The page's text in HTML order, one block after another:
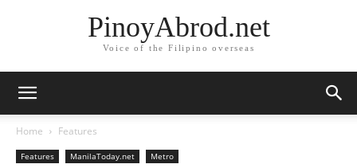
PinoyAbrod.net
Voice of the Filipino overseas
Home Features
Features ManilaToday.net Metro